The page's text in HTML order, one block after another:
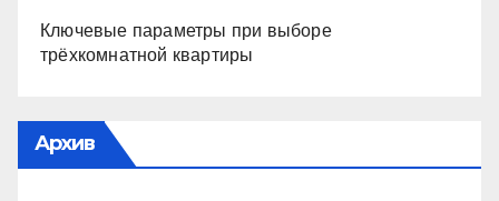
Ключевые параметры при выборе
трёхкомнатной квартиры
Архив